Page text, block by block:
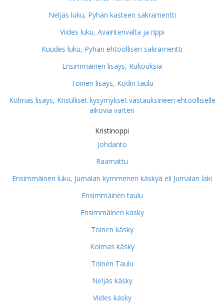
Neljäs luku, Pyhän kasteen sakramentti
Viides luku, Avaintenvalta ja rippi
Kuudes luku, Pyhän ehtoollisen sakramentti
Ensimmäinen lisäys, Rukouksia
Toinen lisäys, Kodin taulu
Kolmas lisäys, Kristilliset kysymykset vastauksineen ehtoolliselle
aikovia varten
Kristinoppi
Johdanto
Raamattu
Ensimmäinen luku, Jumalan kymmenen käskyä eli Jumalan laki
Ensimmäinen taulu
Ensimmäinen käsky
Toinen käsky
Kolmas käsky
Toinen Taulu
Neljäs käsky
Viides käsky